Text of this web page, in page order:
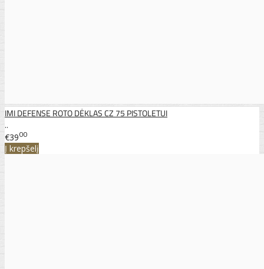
IMI DEFENSE ROTO DĖKLAS CZ 75 PISTOLETUI
..
€3900
Į krepšelį